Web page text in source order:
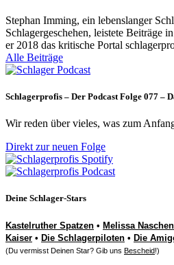
Stephan Imming, ein lebenslanger
Schlagergeschehen, leistete Beiträge
er 2018 das kritische Portal
Alle Beiträge
Schlagerprofis – Der Podcast Folge 077 –
Wir reden über vieles, was zum
Direkt zur neuen Folge
Deine Schlager-Stars
Kastelruther Spatzen • Melissa
Kaiser • Die Schlagerpiloten • Die
(Du vermisst Deinen Star? Gib uns Bescheid!)